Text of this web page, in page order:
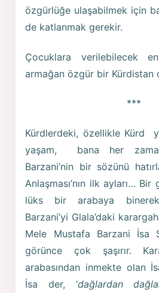
özgürlüğe ulaşabilmek için
de katlanmak gerekir.
Çocuklara verilebilecek
armağan özgür bir Kürdistan
***
Kürdlerdeki, özellikle Kürd
yaşam, bana her
Barzani’nin bir sözünü
Anlaşması’nın ilk ayları…
lüks bir arabaya
Barzani’yi Glala’daki
Mele Mustafa Barzani İsa
görünce çok şaşırır.
arabasından inmekte olan
İsa der, ‘dağlardan